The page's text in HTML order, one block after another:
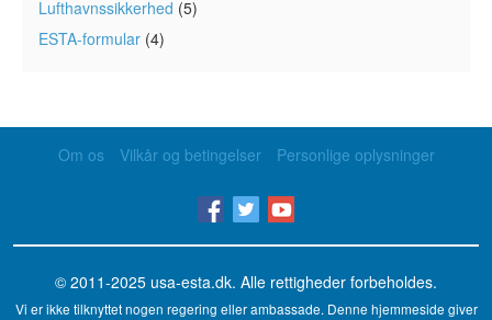
Lufthavnssikkerhed (5)
ESTA-formular (4)
Om os Vilkår og betingelser Personlige oplysninger
© 2011-2025 usa-esta.dk. Alle rettigheder forbeholdes.
Vi er ikke tilknyttet nogen regering eller ambassade. Denne hjemmeside giver